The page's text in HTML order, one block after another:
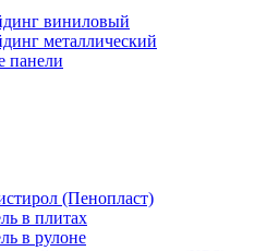
виниловый
металлический
панели
(Пенопласт)
в плитах
в рулоне